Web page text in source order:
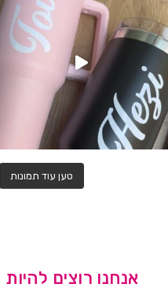
טען עוד תמונות
אנחנו רוצים